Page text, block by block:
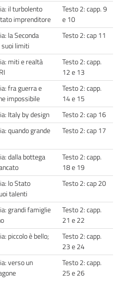
il turbolento
imprenditore
Testo 2: capp. 9
e 10
la Seconda
suoi limiti
Testo 2: cap 11
miti e realtà
Testo 2: capp.
12 e 13
fra guerra e
impossibile
Testo 2: capp.
14 e 15
Italy by design
Testo 2: cap 16
quando grande
Testo 2: cap 17
dalla bottega
Testo 2: capp.
18 e 19
lo Stato
talenti
Testo 2: cap 20
grandi famiglie
Testo 2: capp.
21 e 22
piccolo è bello;
Testo 2: capp.
23 e 24
verso un
Testo 2: capp.
25 e 26